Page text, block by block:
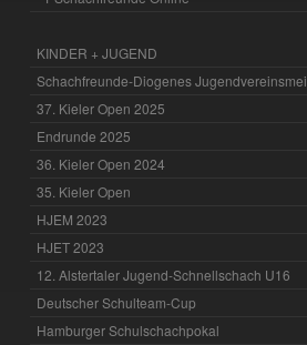
KINDER + JUGEND
Schachfreunde-Diogenes
37. Kieler Open 2025
Endrunde 2025
36. Kieler Open 2024
35. Kieler Open
HJEM 2023
HJET 2023
12. Alstertaler Jugend-Schnellschach U16
Deutscher Schulteam-Cup
Hamburger Schulschachpokal